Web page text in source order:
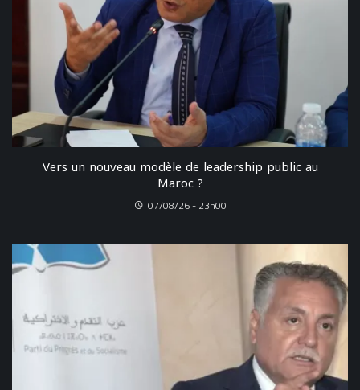
Vers un nouveau modèle de leadership public au
Maroc ?
07/08/26 - 23h00